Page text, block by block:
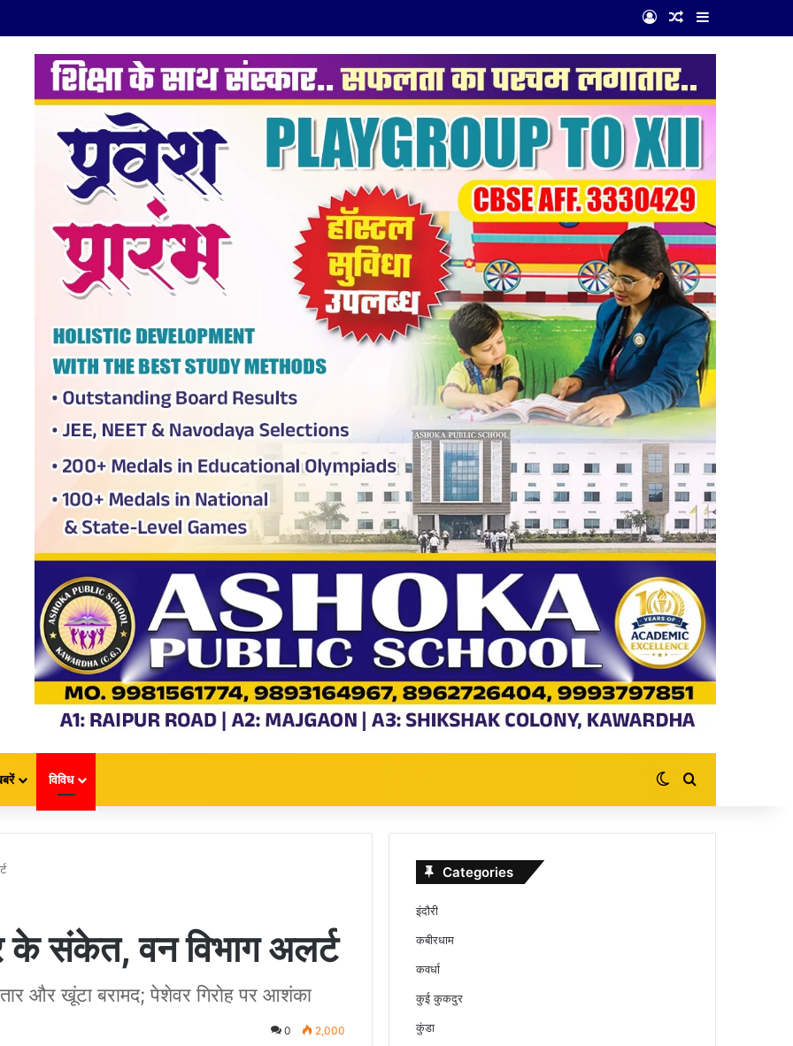
Log InRandom Article
Sidebar
विविध Switch skin
Search for
के संकेत, वन विभाग अलर्ट
और खूंटा बरामद; पेशेवर गिरोह पर आशंका
0 2,000
Categories
इंदौरी
कबीरधाम
कवर्धा
कुई कुकदुर
कुंडा